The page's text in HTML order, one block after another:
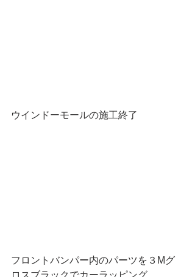
ウインドーモールの施工終了
フロントバンパー内のパーツを３Mグ
ロスブラックでカーラッピング